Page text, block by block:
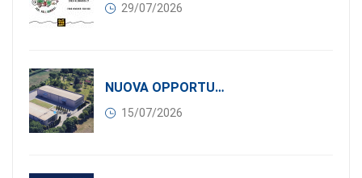
29/07/2026
NUOVA OPPORTUNITÀ DI BUSINESS PER I SOCI DI CONFINDUSTRIA SERBIA: Affitasi Un Moderno Capannone Industriale A Pančevo – 1.200 M² Nella Zona Industriale
15/07/2026